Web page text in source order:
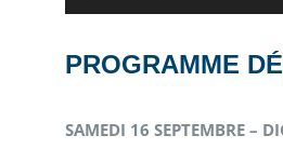
PROGRAMME
SAMEDI 16 SEPTEMBRE –